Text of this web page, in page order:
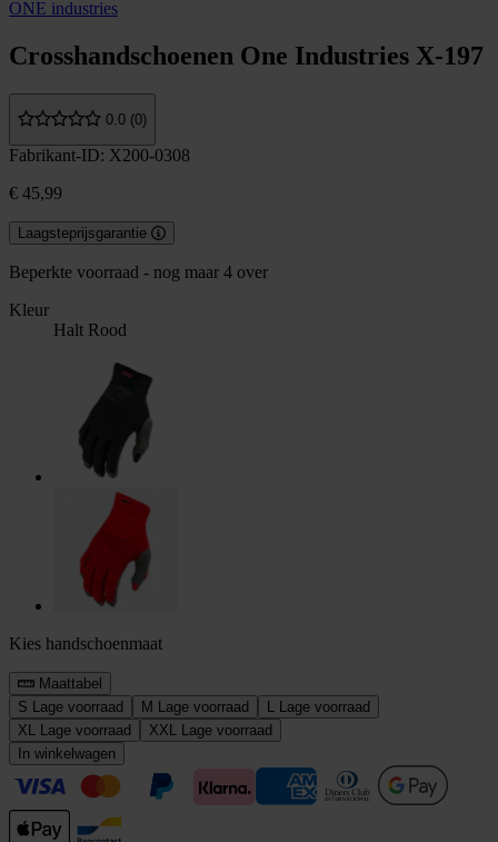
ONE industries
Crosshandschoenen One Industries X-197
0.0 (0)
Fabrikant-ID: X200-0308
€ 45,99
Laagsteprijsgarantie
Beperkte voorraad - nog maar 4 over
Kleur
Halt Rood
Kies handschoenmaat
Maattabel
S Lage voorraad M Lage voorraad L Lage voorraad
XL Lage voorraad XXL Lage voorraad
In winkelwagen